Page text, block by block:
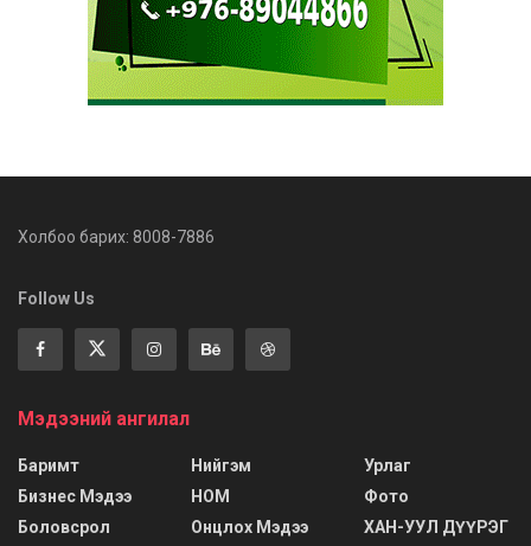
Холбоо барих: 8008-7886
Follow Us
Мэдээний ангилал
Баримт
Бизнес Мэдээ
Боловсрол
Нийгэм
НОМ
Онцлох Мэдээ
Урлаг
Фото
ХАН-УУЛ ДҮҮРЭГ